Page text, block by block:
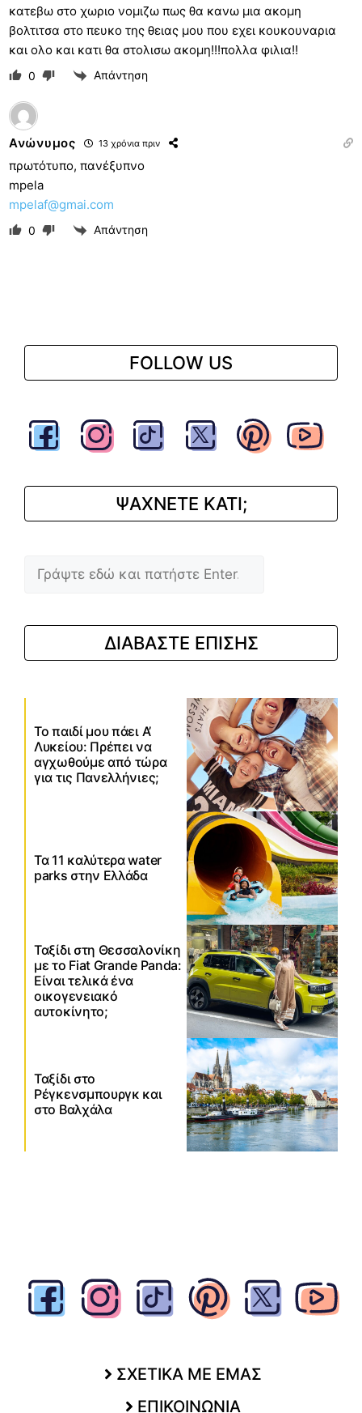
κατεβω στο χωριο νομιζω πως θα κανω μια ακομη
βολτιτσα στο πευκο της θειας μου που εχει κουκουναρια
και ολο και κατι θα στολισω ακομη!!!πολλα φιλια!!
0 Απάντηση
Ανώνυμος 13 χρόνια πριν
πρωτότυπο, πανέξυπνο
mpela
mpelaf@gmai.com
0 Απάντηση
FOLLOW US
ΨΑΧΝΕΤΕ ΚΑΤΙ;
ΔΙΑΒΑΣΤΕ ΕΠΙΣΗΣ
Το παιδί μου πάει Α’
Λυκείου: Πρέπει να
αγχωθούμε από τώρα
για τις Πανελλήνιες;
Τα 11 καλύτερα water
parks στην Ελλάδα
Ταξίδι στη Θεσσαλονίκη
με το Fiat Grande Panda:
Είναι τελικά ένα
οικογενειακό
αυτοκίνητο;
Ταξίδι στο
Ρέγκενσμπουργκ και
στο Βαλχάλα
ΣΧΕΤΙΚΑ ΜΕ ΕΜΑΣ
ΕΠΙΚΟΙΝΩΝΙΑ